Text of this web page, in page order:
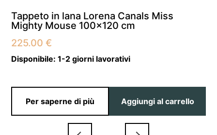
Tappeto in lana Lorena Canals Miss
Mighty Mouse 100×120 cm
225.00€
Disponibile:1-2 giorni lavorativi
Per saperne di più Aggiungi al carrello